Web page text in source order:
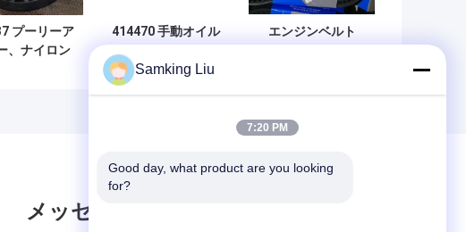
プーリーア
、ナイロン
414470 手動オイル
ィーゼルサーモキ
エンジンベルト
メッセージ
Samking Liu
7:20 PM
Good day, what product are you looking
for?